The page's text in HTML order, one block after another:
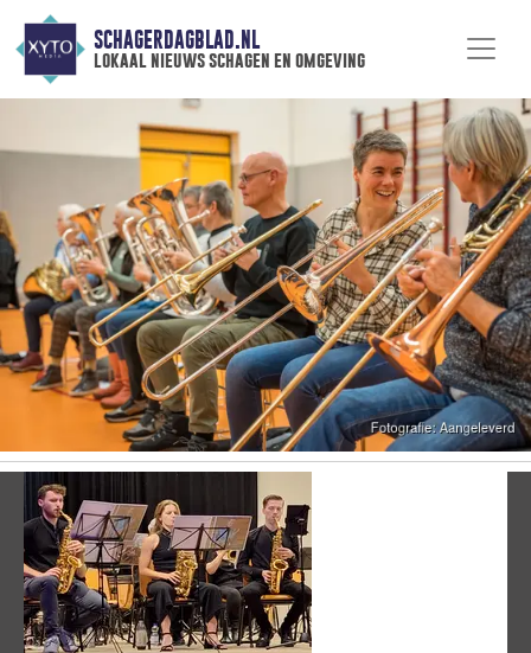
SCHAGERDAGBLAD.NL
lokaal nieuws schagen en omgeving
Vorige